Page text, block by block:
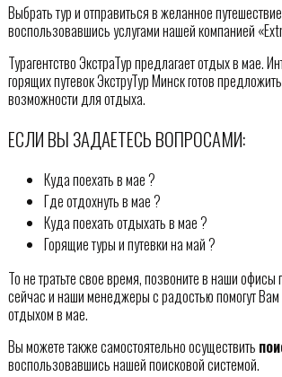
Выбрать тур и отправиться в желанное
воспользовавшись услугами нашей компанией
Турагентство ЭкстраТур предлагает отдых в мае.
горящих путевок ЭкструТур Минск готов
возможности для отдыха.
ЕСЛИ ВЫ ЗАДАЕТЕСЬ ВОПРОСАМИ:
Куда поехать в мае ?
Где отдохнуть в мае ?
Куда поехать отдыхать в мае ?
Горящие туры и путевки на май ?
То не тратьте свое время, позвоните в наши
сейчас и наши менеджеры с радостью помогут
отдыхом в мае.
Вы можете также самостоятельно осуществить
воспользовавшись нашей поисковой системой.